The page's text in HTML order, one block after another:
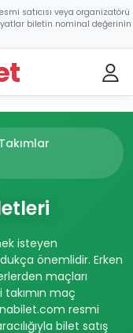
satıcısı veya organizatörü
biletin nominal değerinin
isteyen
önemlidir. Erken
maçları
takımın maç
resmi
bilet satış